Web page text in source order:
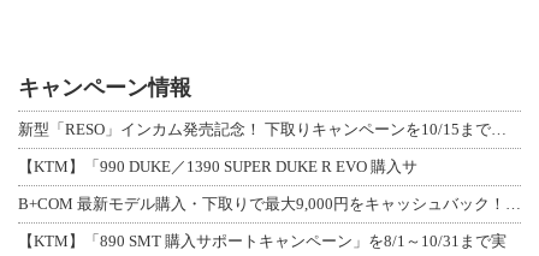
キャンペーン情報
【KTM】「990 DUKE／1390 SUPER DUKE R EVO 購入サ
【KTM】「890 SMT 購入サポートキャンペーン」を8/1～10/31まで実